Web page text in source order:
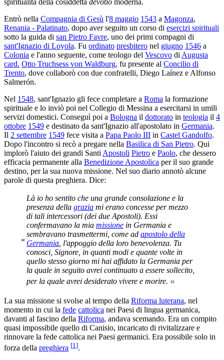
spiritualità della cosiddetta devotio moderna.
Entrò nella Compagnia di Gesù l'8 maggio 1543 a Magonza,
Renania - Palatinato, dopo aver seguito un corso di esercizi spirituali
sotto la guida di san Pietro Favre, uno dei primi compagni di
sant'Ignazio di Loyola. Fu ordinato presbitero nel giugno 1546 a
Colonia e l'anno seguente, come teologo del Vescovo di Augusta
card. Otto Truchsess von Waldburg, fu presente al Concilio di
Trento, dove collaborò con due confratelli, Diego Laínez e Alfonso
Salmerón.
Nel 1548, sant'Ignazio gli fece completare a Roma la formazione
spirituale e lo inviò poi nel Collegio di Messina a esercitarsi in umili
servizi domestici. Conseguì poi a Bologna il dottorato in teologia il 4
ottobre 1549 e destinato da sant'Ignazio all'apostolato in Germania.
Il 2 settembre 1549 fece visita a Papa Paolo III in Castel Gandolfo.
Dopo l'incontro si recò a pregare nella Basilica di San Pietro. Qui
implorò l'aiuto dei grandi Santi Apostoli Pietro e Paolo, che dessero
efficacia permanente alla Benedizione Apostolica per il suo grande
destino, per la sua nuova missione. Nel suo diario annotò alcune
parole di questa preghiera. Dice:
«
Là io ho sentito che una grande consolazione e la
presenza della grazia mi erano concesse per mezzo
di tali intercessori (dei due Apostoli). Essi
confermavano la mia missione in Germania e
sembravano trasmettermi, come ad apostolo della
Germania , l'appoggio della loro benevolenza. Tu
conosci, Signore, in quanti modi e quante volte in
quello stesso giorno mi hai affidato la Germania per
la quale in seguito avrei continuato a essere sollecito,
per la quale avrei desiderato vivere e morire. »
La sua missione si svolse al tempo della Riforma luterana, nel
momento in cui la fede cattolica nei Paesi di lingua germanica,
davanti al fascino della Riforma, andava scemando. Era un compito
quasi impossibile quello di Canisio, incaricato di rivitalizzare e
rinnovare la fede cattolica nei Paesi germanici. Era possibile solo in
forza della preghiera [1].